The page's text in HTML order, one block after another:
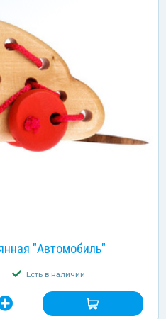
"Автомобиль"
Есть в наличии